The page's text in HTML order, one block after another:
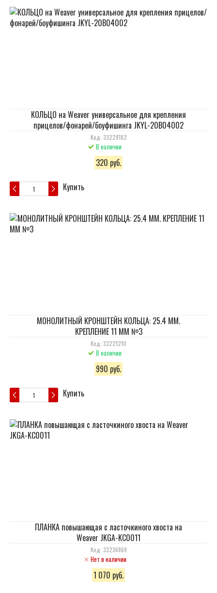
КОЛЬЦО на Weaver универсальное для крепления
прицелов/фонарей/боуфишинга JKYL-20B04002
Код: 33229182
В наличии
320 руб.
Купить
МОНОЛИТНЫЙ КРОНШТЕЙН КОЛЬЦА: 25.4 ММ.
КРЕПЛЕНИЕ 11 ММ №3
Код: 33221210
В наличии
990 руб.
Купить
ПЛАНКА повышающая с ласточкиного хвоста на
Weaver JKGA-KC0011
Код: 33236869
Нет в наличии
1 070 руб.